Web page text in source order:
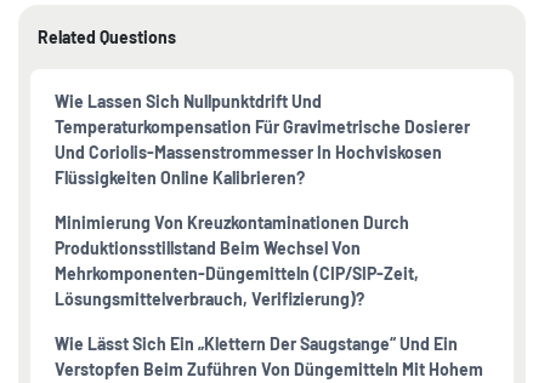
Related Questions
Wie Lassen Sich Nullpunktdrift Und
Temperaturkompensation Für Gravimetrische Dosierer
Und Coriolis-Massenstrommesser In Hochviskosen
Flüssigkeiten Online Kalibrieren?
Minimierung Von Kreuzkontaminationen Durch
Produktionsstillstand Beim Wechsel Von
Mehrkomponenten-Düngemitteln (CIP/SIP-Zeit,
Lösungsmittelverbrauch, Verifizierung)?
Wie Lässt Sich Ein „Klettern Der Saugstange“ Und Ein
Verstopfen Beim Zuführen Von Düngemitteln Mit Hohem